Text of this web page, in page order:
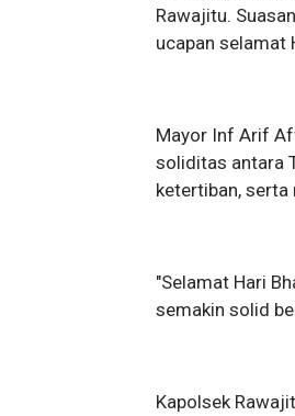
Rawajitu.
ucapan selamat
Mayor Inf Arif
soliditas antara
ketertiban, serta
"Selamat Hari
semakin solid
Kapolsek